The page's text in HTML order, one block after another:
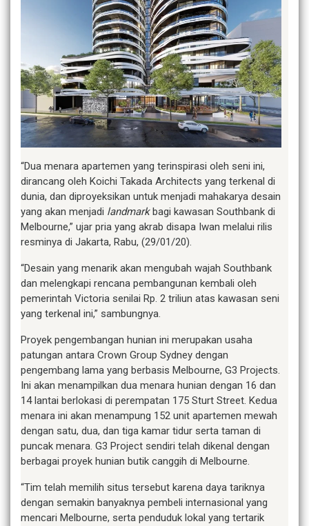
“Dua menara apartemen yang terinspirasi oleh seni ini,
dirancang oleh Koichi Takada Architects yang terkenal di
dunia, dan diproyeksikan untuk menjadi mahakarya desain
yang akan menjadi landmarkbagi kawasan Southbank di
Melbourne,” ujar pria yang akrab disapa Iwan melalui rilis
resminya di Jakarta, Rabu, (29/01/20).
“Desain yang menarik akan mengubah wajah Southbank
dan melengkapi rencana pembangunan kembali oleh
pemerintah Victoria senilai Rp. 2 triliun atas kawasan seni
yang terkenal ini,” sambungnya.
Proyek pengembangan hunian ini merupakan usaha
patungan antara Crown Group Sydney dengan
pengembang lama yang berbasis Melbourne, G3 Projects.
Ini akan menampilkan dua menara hunian dengan 16 dan
14 lantai berlokasi di perempatan 175 Sturt Street. Kedua
menara ini akan menampung 152 unit apartemen mewah
dengan satu, dua, dan tiga kamar tidur serta taman di
puncak menara. G3 Project sendiri telah dikenal dengan
berbagai proyek hunian butik canggih di Melbourne.
“Tim telah memilih situs tersebut karena daya tariknya
dengan semakin banyaknya pembeli internasional yang
mencari Melbourne, serta penduduk lokal yang tertarik